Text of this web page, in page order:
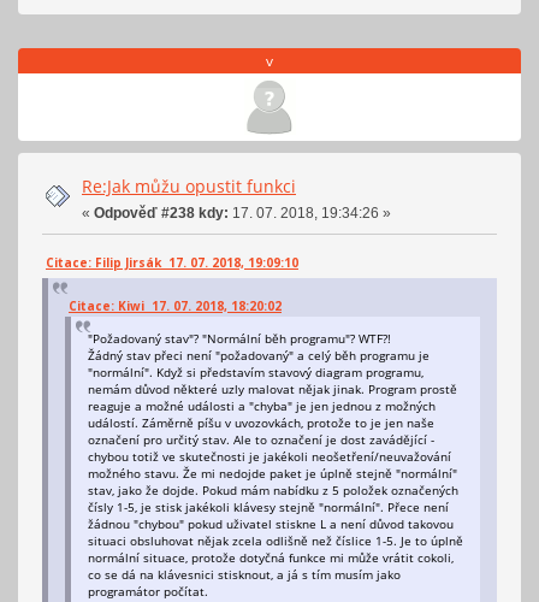
v
Re:Jak můžu opustit funkci
« Odpověď #238 kdy: 17. 07. 2018, 19:34:26 »
Citace: Filip Jirsák 17. 07. 2018, 19:09:10
Citace: Kiwi 17. 07. 2018, 18:20:02
"Požadovaný stav"? "Normální běh programu"? WTF?!
Žádný stav přeci není "požadovaný" a celý běh programu je
"normální". Když si představím stavový diagram programu,
nemám důvod některé uzly malovat nějak jinak. Program prostě
reaguje a možné události a "chyba" je jen jednou z možných
událostí. Záměrně píšu v uvozovkách, protože to je jen naše
označení pro určitý stav. Ale to označení je dost zavádějící -
chybou totiž ve skutečnosti je jakékoli neošetření/neuvažování
možného stavu. Že mi nedojde paket je úplně stejně "normální"
stav, jako že dojde. Pokud mám nabídku z 5 položek označených
čísly 1-5, je stisk jakékoli klávesy stejně "normální". Přece není
žádnou "chybou" pokud uživatel stiskne L a není důvod takovou
situaci obsluhovat nějak zcela odlišně než číslice 1-5. Je to úplně
normální situace, protože dotyčná funkce mi může vrátit cokoli,
co se dá na klávesnici stisknout, a já s tím musím jako
programátor počítat.